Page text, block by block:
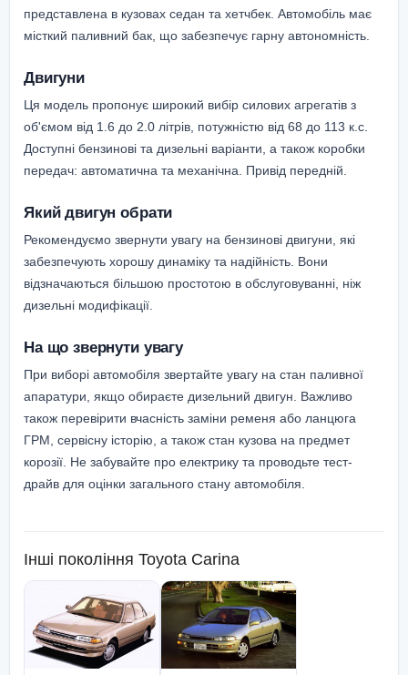
представлена в кузовах седан та хетчбек. Автомобіль має
місткий паливний бак, що забезпечує гарну автономність.
Двигуни
Ця модель пропонує широкий вибір силових агрегатів з
об'ємом від 1.6 до 2.0 літрів, потужністю від 68 до 113 к.с.
Доступні бензинові та дизельні варіанти, а також коробки
передач: автоматична та механічна. Привід передній.
Який двигун обрати
Рекомендуємо звернути увагу на бензинові двигуни, які
забезпечують хорошу динаміку та надійність. Вони
відзначаються більшою простотою в обслуговуванні, ніж
дизельні модифікації.
На що звернути увагу
При виборі автомобіля звертайте увагу на стан паливної
апаратури, якщо обираєте дизельний двигун. Важливо
також перевірити вчасність заміни ременя або ланцюга
ГРМ, сервісну історію, а також стан кузова на предмет
корозії. Не забувайте про електрику та проводьте тест-
драйв для оцінки загального стану автомобіля.
Інші покоління Toyota Carina